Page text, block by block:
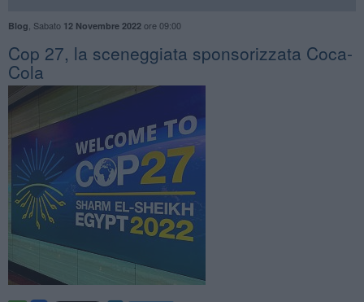
Blog Sabato 12 Novembre 2022ore 09:00
​Cop 27, la sceneggiata sponsorizzata Coca-
Cola